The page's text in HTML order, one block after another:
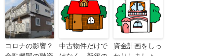
コロナの影響？
中古物件だけで
資金計画をしっ